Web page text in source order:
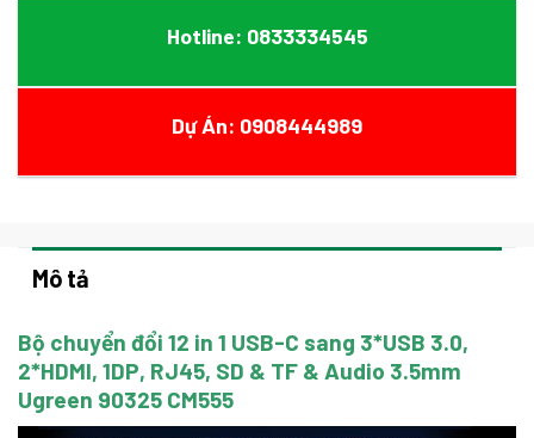
Hotline: 0833334545
Dự Án: 0908444989
Mô tả
Bộ chuyển đổi 12 in 1 USB-C sang 3*USB 3.0,
2*HDMI, 1DP, RJ45, SD & TF & Audio 3.5mm
Ugreen 90325 CM555